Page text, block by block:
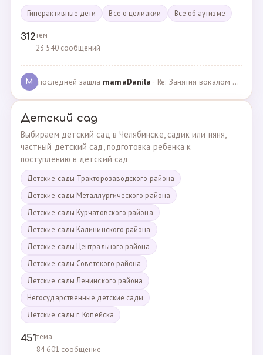
Гиперактивные дети Все о целиакии Все об аутизме
312тем
23 540 сообщений
M последней зашла mamaDanila · Re: Занятия вокалом и танцами для подростков с мент… · 12.03.2025
Детский сад
Выбираем детский сад в Челябинске, садик или няня,
частный детский сад, подготовка ребенка к
поступлению в детский сад
Детские сады Тракторозаводского района
Детские сады Металлургического района
Детские сады Курчатовского района
Детские сады Калининского района
Детские сады Центрального района
Детские сады Советского района
Детские сады Ленинского района
Негосударственные детские сады
Детские сады г. Копейска
451тема
84 601 сообщение